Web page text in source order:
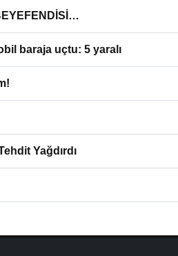
baraja uçtu: 5 yaralı
Yağdırdı